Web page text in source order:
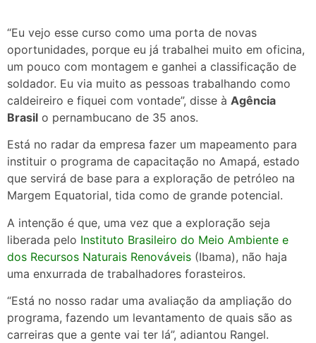
“Eu vejo esse curso como uma porta de novas
oportunidades, porque eu já trabalhei muito em oficina,
um pouco com montagem e ganhei a classificação de
soldador. Eu via muito as pessoas trabalhando como
caldeireiro e fiquei com vontade”, disse à Agência
Brasil o pernambucano de 35 anos.
Está no radar da empresa fazer um mapeamento para
instituir o programa de capacitação no Amapá, estado
que servirá de base para a exploração de petróleo na
Margem Equatorial, tida como de grande potencial.
A intenção é que, uma vez que a exploração seja
liberada pelo Instituto Brasileiro do Meio Ambiente e
dos Recursos Naturais Renováveis (Ibama), não haja
uma enxurrada de trabalhadores forasteiros.
“Está no nosso radar uma avaliação da ampliação do
programa, fazendo um levantamento de quais são as
carreiras que a gente vai ter lá”, adiantou Rangel.